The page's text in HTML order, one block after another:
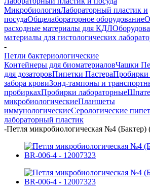
МикробиологияЛабораторный пластик и
посудаОбщелабораторное оборудование
расходные материалы для КДЛ
материалы для гистологических
-
Петли бактериологические
Контейнеры для биоматериаловЧашки
для дозаторовПипетки ПастераПробирки
забора кровиЗонд-тампоны и
пробиркахПробирки лабораторные
микробиологическиеПланшеты
иммунологическиеСерологические
лабораторный пластик
-Петля микробиологическая №4